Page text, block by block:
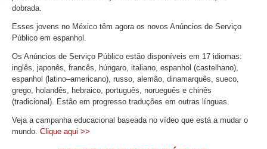
dobrada.
Esses jovens no México têm agora os novos Anúncios de Serviço
Público em espanhol.
Os Anúncios de Serviço Público estão disponíveis em 17 idiomas:
inglês, japonês, francês, húngaro, italiano, espanhol (castelhano),
espanhol (latino–americano), russo, alemão, dinamarquês, sueco,
grego, holandês, hebraico, português, norueguês e chinês
(tradicional). Estão em progresso traduções em outras línguas.
Veja a campanha educacional baseada no vídeo que está a mudar o
mundo. Clique aqui >>